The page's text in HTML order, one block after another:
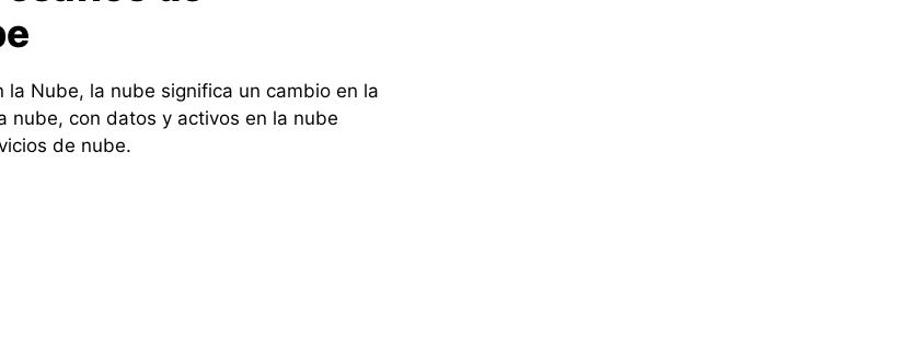
Nube, la nube significa un cambio en la
nube, con datos y activos en la nube
de nube.